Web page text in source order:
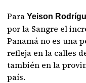
ParaYeison
por la Sangre el
Panamá no es una
refleja en la calles
también en la
país.